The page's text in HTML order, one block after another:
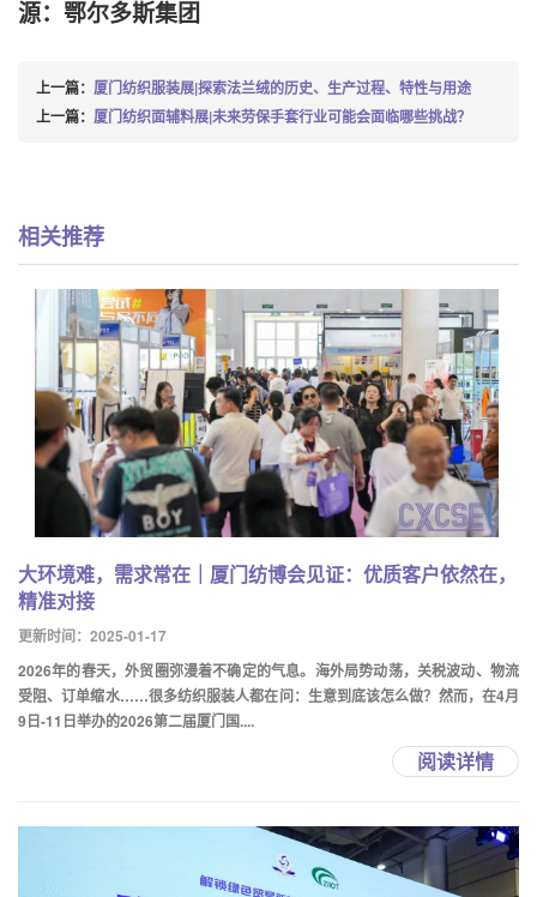
源：鄂尔多斯集团
上一篇： 厦门纺织服装展|探索法兰绒的历史、生产过程、特性与用途
上一篇： 厦门纺织面辅料展|未来劳保手套行业可能会面临哪些挑战？
相关推荐
大环境难，需求常在｜厦门纺博会见证：优质客户依然在，
精准对接
更新时间：2025-01-17
2026年的春天，外贸圈弥漫着不确定的气息。海外局势动荡，关税波动、物流
受阻、订单缩水……很多纺织服装人都在问：生意到底该怎么做？然而，在4月
9日-11日举办的2026第二届厦门国....
阅读详情